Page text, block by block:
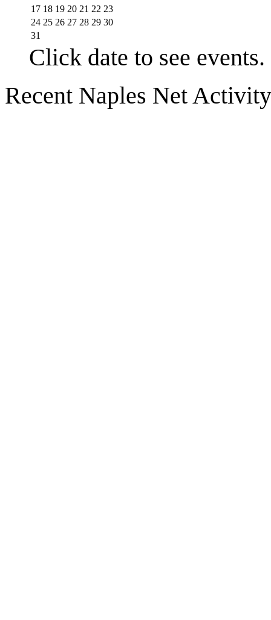
17 18 19 20 21 22 23
24 25 26 27 28 29 30
31
Click date to see events.
Recent Naples Net Activity